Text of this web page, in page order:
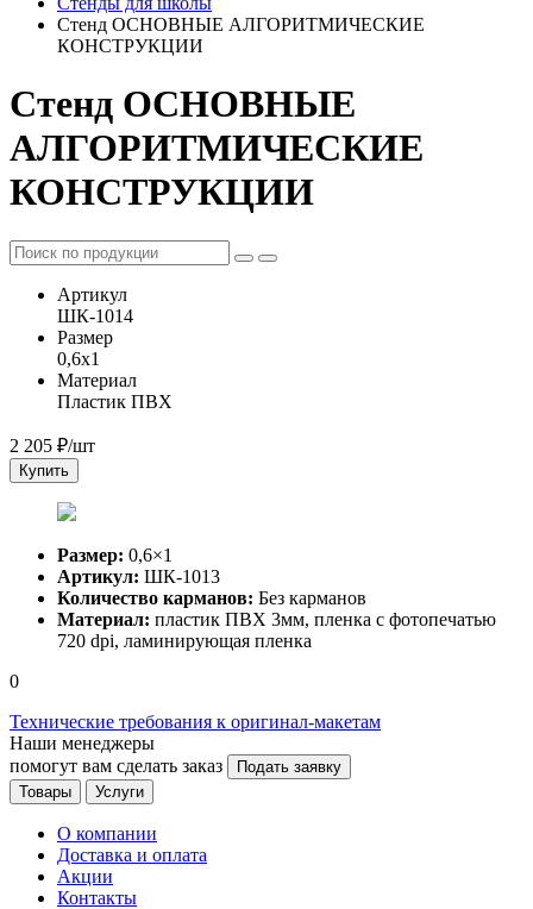
Стенд ОСНОВНЫЕ АЛГОРИТМИЧЕСКИЕ
КОНСТРУКЦИИ
Стенд ОСНОВНЫЕ
АЛГОРИТМИЧЕСКИЕ
КОНСТРУКЦИИ
Артикул
ШК-1014
Размер
0,6x1
Материал
Пластик ПВХ
2 205 ₽/шт
Купить
Размер: 0,6×1
Артикул: ШК-1013
Количество карманов: Без карманов
Материал: пластик ПВХ 3мм, пленка с фотопечатью
720 dpi, ламинирующая пленка
0
Технические требования к оригинал-макетам
Наши менеджеры
помогут вам сделать заказ
Подать заявку
Товары
Услуги
О компании
Доставка и оплата
Акции
Контакты